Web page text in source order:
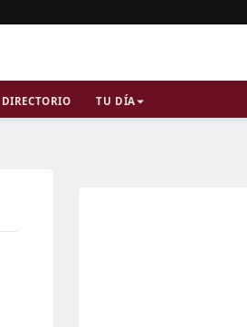
DIRECTORIO TU DÍA